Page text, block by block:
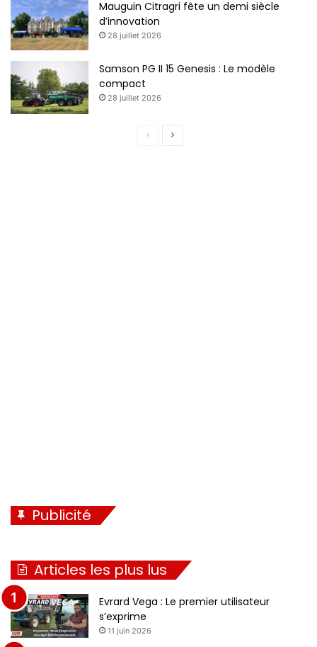
Mauguin Citragri fête un demi siècle
d’innovation
28 juillet 2026
Samson PG II 15 Genesis : Le modèle
compact
28 juillet 2026
Page
Page
Publicité
Articles les plus lus
Evrard Vega : Le premier utilisateur
s’exprime
11 juin 2026